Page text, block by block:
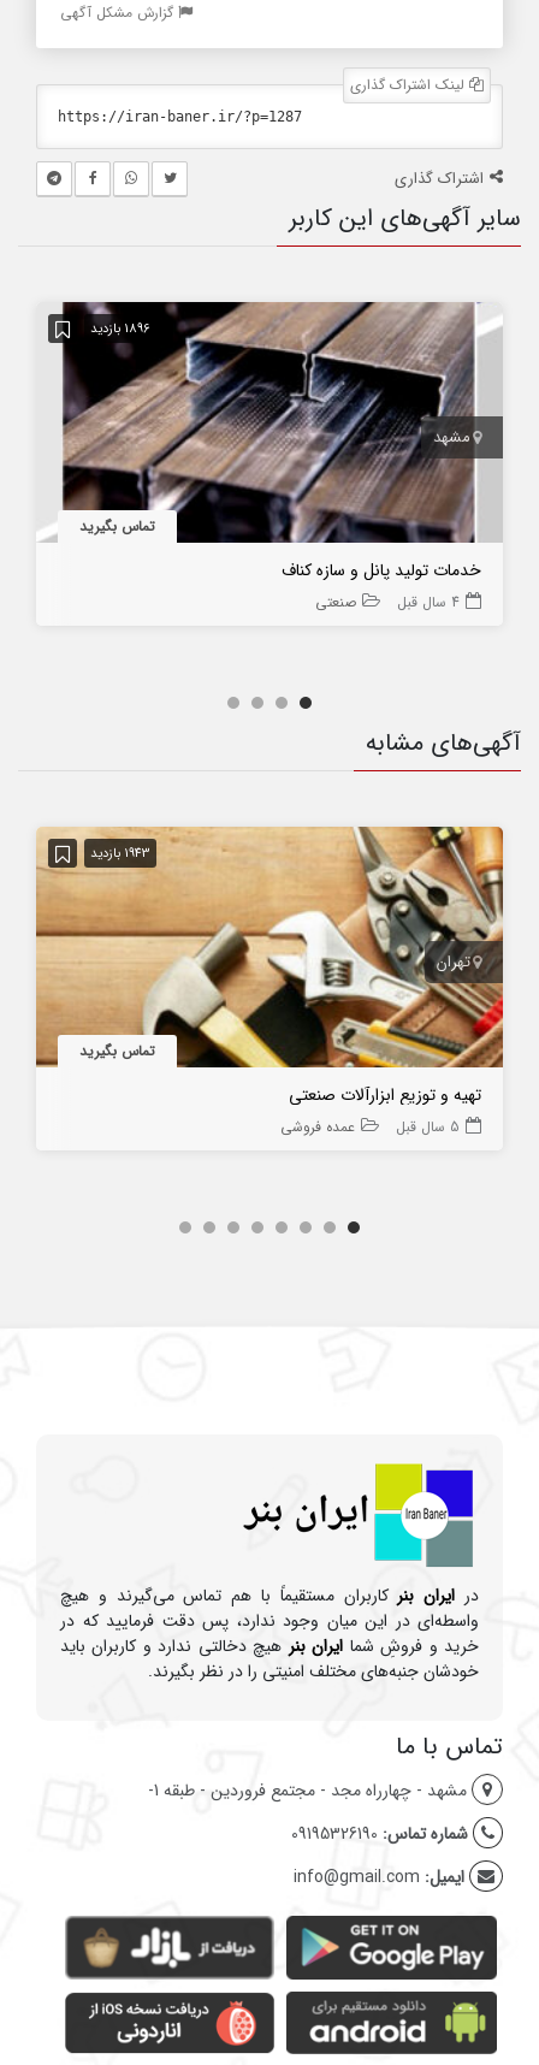
گزارش مشکل آگهی
لینک اشتراک گذاری
اشتراک گذاری
سایر آگهی‌های این کاربر
1896 بازدید
مشهد
تماس بگیرید
خدمات تولید پانل و سازه کناف
4 سال قبل صنعتی
آگهی‌های مشابه
1943 بازدید
تهران
تماس بگیرید
تهیه و توزیع ابزارآلات صنعتی
5 سال قبل عمده فروشی
در ایران بنرکاربران مستقیماً با هم تماس می‌گیرند و هیچ
واسطه‌ای در این میان وجود ندارد، پس دقت فرمایید که در
خرید و فروشِ شما ایران بنرهیچ دخالتی ندارد و کاربران باید
خودشان جنبه‌های مختلف امنیتی را در نظر بگیرند.
تماس با ما
مشهد - چهارراه مجد - مجتمع فروردین - طبقه 1-
شماره تماس: 09195326190
ایمیل: info@gmail.com